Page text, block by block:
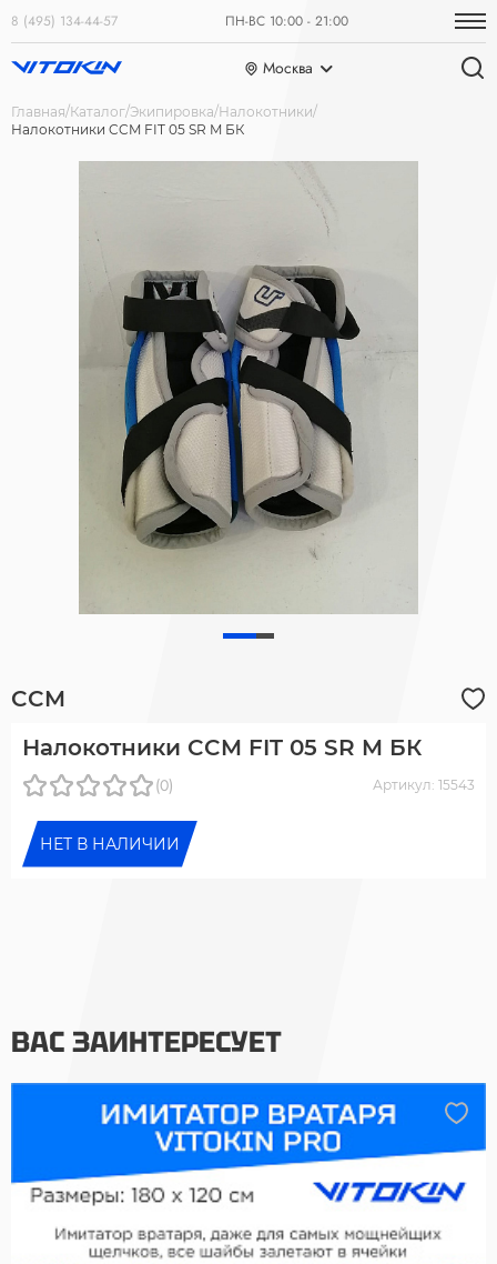
8 (495) 134-44-57 ПН-ВС 10:00 - 21:00
Москва
Главная Каталог Экипировка Налокотники
Налокотники CCM FIT 05 SR M БК
CCM
Налокотники CCM FIT 05 SR M БК
(0) Артикул: 15543
НЕТ В НАЛИЧИИ
ВАС ЗАИНТЕРЕСУЕТ